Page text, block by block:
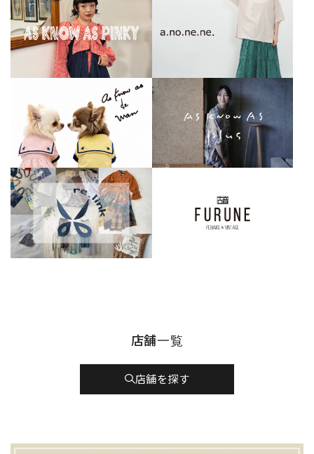
店舗一覧
店舗を探す